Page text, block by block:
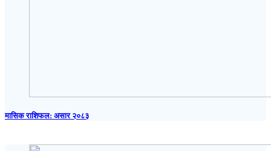
मासिक राशिफल: असार २०८३